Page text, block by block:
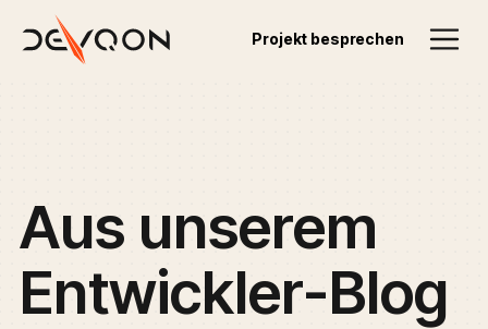
Projekt besprechen
Aus unserem
Entwickler-Blog